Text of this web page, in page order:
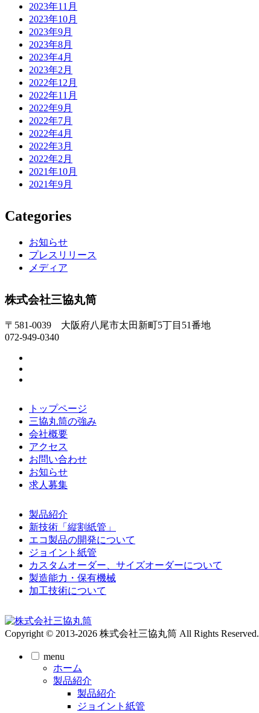
2023年11月
2023年10月
2023年9月
2023年8月
2023年4月
2023年2月
2022年12月
2022年11月
2022年9月
2022年7月
2022年4月
2022年3月
2022年2月
2021年10月
2021年9月
Categories
お知らせ
プレスリリース
メディア
株式会社三協丸筒
〒581-0039 大阪府八尾市太田新町5丁目51番地
072-949-0340
トップページ
三協丸筒の強み
会社概要
アクセス
お問い合わせ
お知らせ
求人募集
製品紹介
新技術「縦割紙管」
エコ製品の開発について
ジョイント紙管
カスタムオーダー、サイズオーダーについて
製造能力・保有機械
加工技術について
Copyright © 2013-2026 株式会社三協丸筒 All Rights Reserved.
menu
ホーム
製品紹介
製品紹介
ジョイント紙管